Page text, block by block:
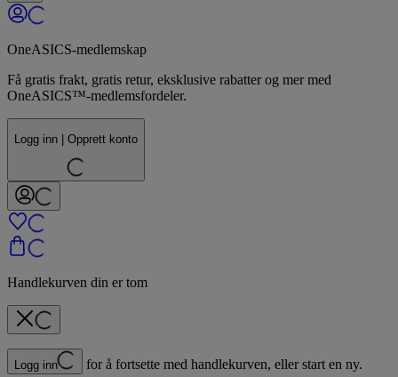
OneASICS-medlemskap
Få gratis frakt, gratis retur, eksklusive rabatter og mer med
OneASICS™-medlemsfordeler.
Logg inn | Opprett konto
Handlekurven din er tom
Logg inn for å fortsette med handlekurven, eller start en ny.